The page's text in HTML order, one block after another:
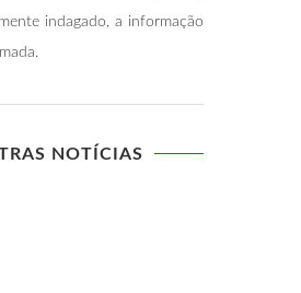
indagado, a informação
NOTÍCIAS